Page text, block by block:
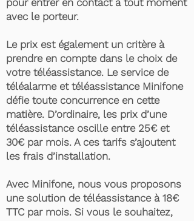
pour entrer en contact à tout moment
avec le porteur.
Le prix est également un critère à
prendre en compte dans le choix de
votre téléassistance. Le service de
téléalarme et téléassistance Minifone
défie toute concurrence en cette
matière. D’ordinaire, les prix d’une
téléassistance oscille entre 25€ et
30€ par mois. A ces tarifs s’ajoutent
les frais d’installation.
Avec Minifone, nous vous proposons
une solution de téléassistance à 18€
TTC par mois. Si vous le souhaitez,